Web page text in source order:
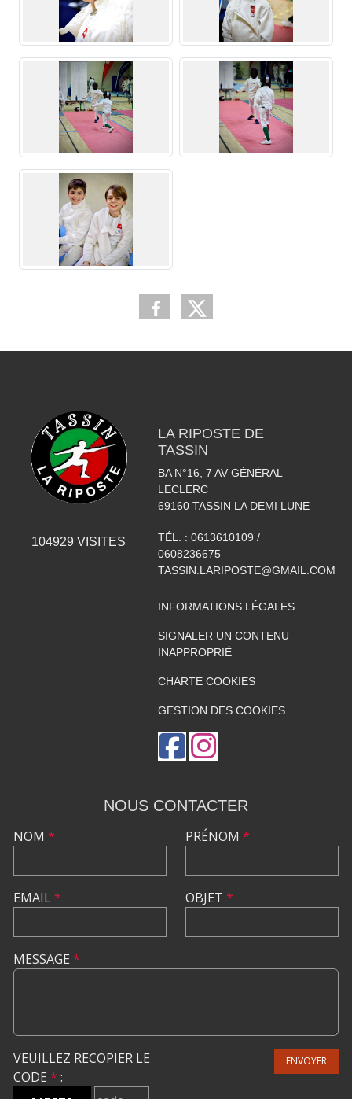
104929 VISITES
LA RIPOSTE DE
TASSIN
BA N°16, 7 AV GÉNÉRAL
LECLERC
69160 TASSIN LA DEMI LUNE
TÉL. : 0613610109 /
0608236675
TASSIN.LARIPOSTE@GMAIL.COM
INFORMATIONS LÉGALES
SIGNALER UN CONTENU
INAPPROPRIÉ
CHARTE COOKIES
GESTION DES COOKIES
NOUS CONTACTER
NOM *
EMAIL*
PRÉNOM *
OBJET *
MESSAGE *
VEUILLEZ RECOPIER LE
CODE * :
ENVOYER